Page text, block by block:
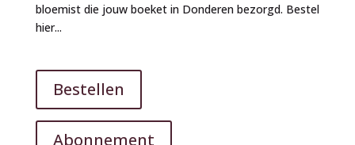
bloemist die jouw boeket in Donderen bezorgd. Bestel
hier...
Bestellen
Abonnement